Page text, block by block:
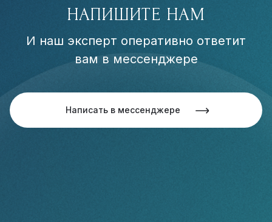
НАПИШИТЕ НАМ
И наш эксперт оперативно ответит
вам в мессенджере
Написать в мессенджере